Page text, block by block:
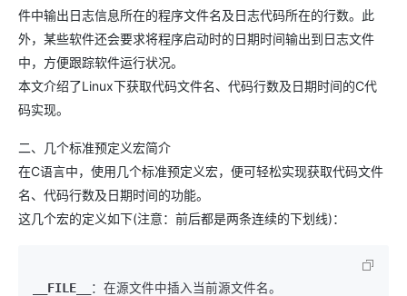
件中输出日志信息所在的程序文件名及日志代码所在的行数。此
外，某些软件还会要求将程序启动时的日期时间输出到日志文件
中，方便跟踪软件运行状况。
本文介绍了Linux下获取代码文件名、代码行数及日期时间的C代
码实现。
二、几个标准预定义宏简介
在C语言中，使用几个标准预定义宏，便可轻松实现获取代码文件
名、代码行数及日期时间的功能。
这几个宏的定义如下(注意：前后都是两条连续的下划线)：
__FILE__